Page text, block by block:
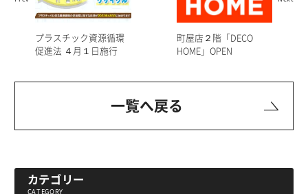
プラスチック資源循環
促進法 ４月１日施行
町屋店２階「DECO
HOME」OPEN
一覧へ戻る
カテゴリー
CATEGORY